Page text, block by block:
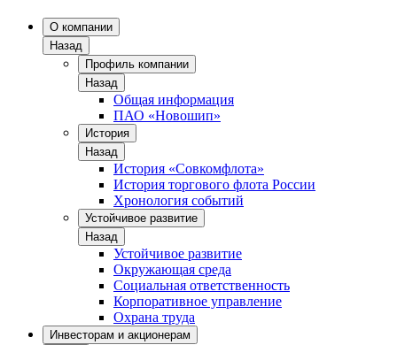
О компании
Назад
Профиль компании
Назад
Общая информация
ПАО «Новошип»
История
Назад
История «Совкомфлота»
История торгового флота России
Хронология событий
Устойчивое развитие
Назад
Устойчивое развитие
Окружающая среда
Социальная ответственность
Корпоративное управление
Охрана труда
Инвесторам и акционерам